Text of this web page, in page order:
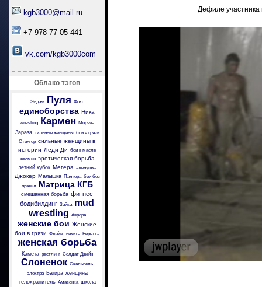
kgb3000@mail.ru
+7 978 77 05 441
vk.com/kgb3000com
Облако тэгов
Энджи Пуля Фокс
единоборства Ника
wrestling Кармен Моряча
Зараза сильные женщины бои в грязи
Стингер сильные женщины в
истории Леди Ди бои в масле
жасмин эротическая борьба
летний кубок Мегера аленушка
Джокер Малышка Пантера бои без
правил
Матрица КГБ
смешанная борьба фитнес
бодибилдинг Зайка mud
wrestling Аврора
женские бои Женские
бои в грязи Флэйм никита Беретта
женская борьба
Камета рестлинг Солдат Джейн
Слоненок Скальпель
электра
Багира женщина
телохранитель Амазонка школа
Дефиле